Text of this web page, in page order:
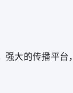
强大的传播平台